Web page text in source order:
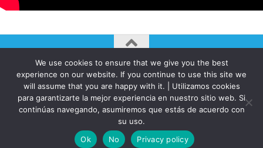
AUTOGIRO/el giro del arte actual © JAVIER MARTINEZ 2026. All
Rights Reserved.
Funciona con - Diseñado con elTema Hueman
We use cookies to ensure that we give you the best
experience on our website. If you continue to use this site we
will assume that you are happy with it. | Utilizamos cookies
para garantizarte la mejor experiencia en nuestro sitio web. Si
continúas navegando, asumiremos que estás de acuerdo con
su uso.
Ok
No Privacy policy